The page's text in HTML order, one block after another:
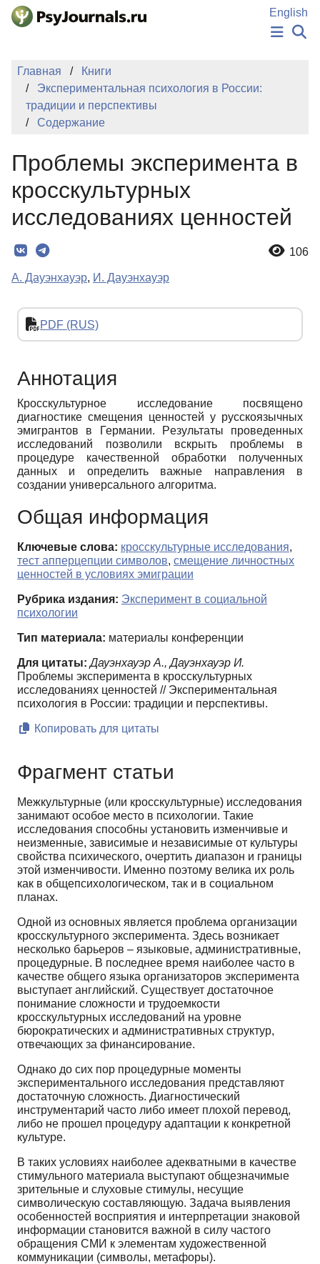
Перейти к основному содержанию
English
ПОДАТЬ РУКОПИСЬ
Регистрация
Вход
Главная
Книги
Экспериментальная психология в России:
традиции и перспективы
Содержание
Проблемы эксперимента в
кросскультурных
исследованиях ценностей
106
А. Дауэнхауэр, И. Дауэнхауэр
PDF (RUS)
Аннотация
Кросскультурное исследование посвящено
диагностике смещения ценностей у русскоязычных
эмигрантов в Германии. Pезультаты проведенных
исследований позволили вскрыть проблемы в
процедуре качественной обработки полученных
данных и определить важные направления в
создании универсального алгоритма.
Общая информация
Ключевые слова: кросскультурные исследования,
тест апперцепции символов, смещение личностных
ценностей в условиях эмиграции
Рубрика издания: Эксперимент в социальной
психологии
Тип материала: материалы конференции
Для цитаты: Дауэнхауэр А., Дауэнхауэр И.
Проблемы эксперимента в кросскультурных
исследованиях ценностей // Экспериментальная
психология в России: традиции и перспективы.
Копировать для цитаты
Фрагмент статьи
Межкультурные (или кросскультурные) исследования
занимают особое место в психологии. Такие
исследования способны установить изменчивые и
неизменные, зависимые и независимые от культуры
свойства психического, очертить диапазон и границы
этой изменчивости. Именно поэтому велика их роль
как в общепсихологическом, так и в социальном
планах.
Одной из основных является проблема организации
кросскультурного эксперимента. Здесь возникает
несколько барьеров – языковые, административные,
процедурные. В последнее время наиболее часто в
качестве общего языка организаторов эксперимента
выступает английский. Существует достаточное
понимание сложности и трудоемкости
кросскультурных исследований на уровне
бюрократических и административных структур,
отвечающих за финансирование.
Однако до сих пор процедурные моменты
экспериментального исследования представляют
достаточную сложность. Диагностический
инструментарий часто либо имеет плохой перевод,
либо не прошел процедуру адаптации к конкретной
культуре.
В таких условиях наиболее адекватными в качестве
стимульного материала выступают общезначимые
зрительные и слуховые стимулы, несущие
символическую составляющую. Задача выявления
особенностей восприятия и интерпретации знаковой
информации становится важной в силу частого
обращения СМИ к элементам художественной
коммуникации (символы, метафоры).